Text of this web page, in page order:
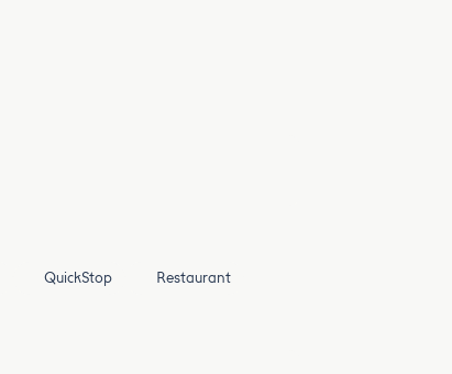
QuickStop
Restaurant